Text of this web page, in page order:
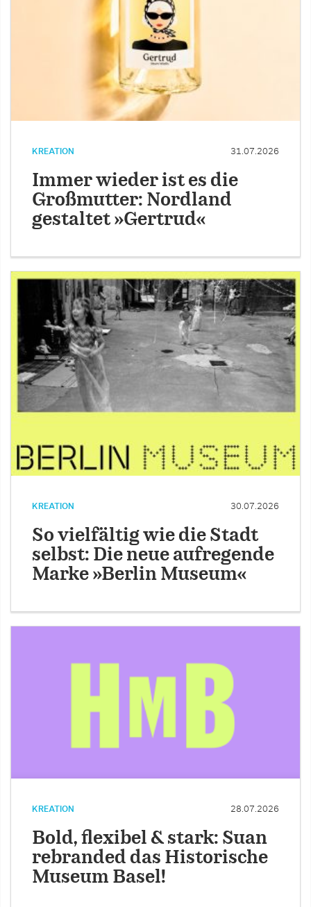
KREATION 31.07.2026
Immer wieder ist es die
Großmutter: Nordland
gestaltet »Gertrud«
KREATION 30.07.2026
So vielfältig wie die Stadt
selbst: Die neue aufregende
Marke »Berlin Museum«
KREATION 28.07.2026
Bold, flexibel & stark: Suan
rebranded das Historische
Museum Basel!